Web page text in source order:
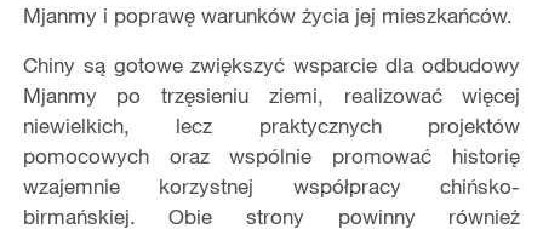
Mjanmy i poprawę warunków życia jej mieszkańców.
Chiny są gotowe zwiększyć wsparcie dla odbudowy
Mjanmy po trzęsieniu ziemi, realizować więcej
niewielkich, lecz praktycznych projektów
pomocowych oraz wspólnie promować historię
wzajemnie korzystnej współpracy chińsko-
birmańskiej. Obie strony powinny również